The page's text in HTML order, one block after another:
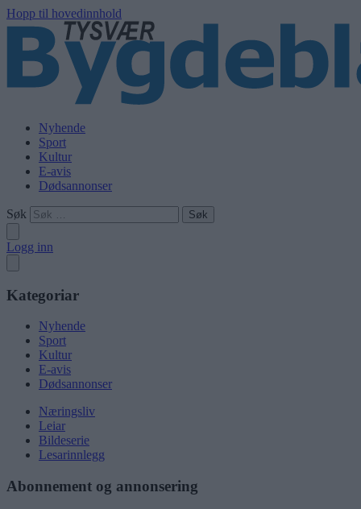
Hopp til hovedinnhold
Nyhende
Sport
Kultur
E-avis
Dødsannonser
Søk
Logg inn
Kategoriar
Nyhende
Sport
Kultur
E-avis
Dødsannonser
Næringsliv
Leiar
Bildeserie
Lesarinnlegg
Abonnement og annonsering